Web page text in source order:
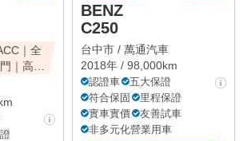
｜全
｜高CP
BENZ
C250
台中市 / 萬通汽車
2018年 / 98,000km
認證車
五大保證
符合保固
里程保證
實車實價
友善試車
非多元化營業用車